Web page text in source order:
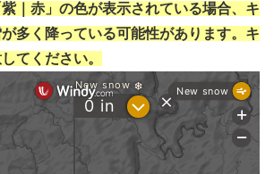
紫｜赤」の色が表示されている場合、キ
多く降っている可能性があります。キ
てください。